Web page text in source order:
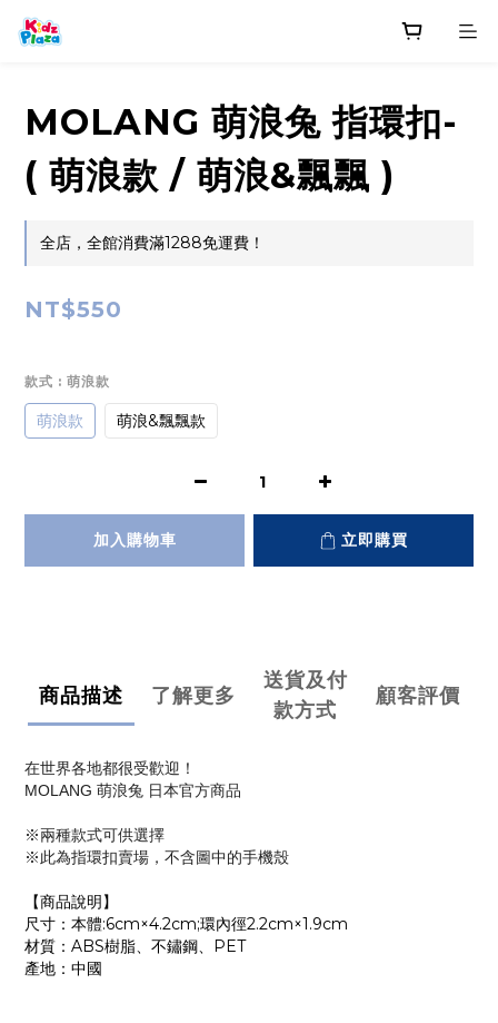
MOLANG 萌浪兔 指環扣-
( 萌浪款 / 萌浪&飄飄 )
全店，全館消費滿1288免運費！
NT$550
款式 : 萌浪款
萌浪款 萌浪&飄飄款
加入購物車 立即購買
商品描述 了解更多
送貨及付
款方式
顧客評價
在世界各地都很受歡迎！
MOLANG 萌浪兔 日本官方商品
※兩種款式可供選擇
※此為指環扣賣場，不含圖中的手機殼
【商品說明】
尺寸：本體:6cm×4.2cm;環內徑2.2cm×1.9cm
材質：ABS樹脂、不鏽鋼、PET
產地：中國